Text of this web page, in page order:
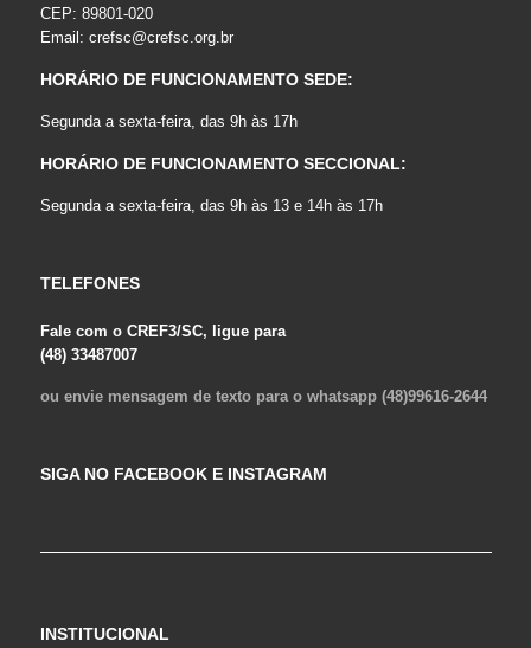
CEP: 89801-020
Email: crefsc@crefsc.org.br
HORÁRIO DE FUNCIONAMENTO SEDE:
Segunda a sexta-feira, das 9h às 17h
HORÁRIO DE FUNCIONAMENTO SECCIONAL:
Segunda a sexta-feira, das 9h às 13 e 14h às 17h
TELEFONES
Fale com o CREF3/SC, ligue para
(48) 33487007
ou envie mensagem de texto para o whatsapp (48)99616-2644
SIGA NO FACEBOOK E INSTAGRAM
INSTITUCIONAL